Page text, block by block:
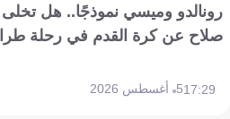
رونالدو وميسي نموذجًا.. هل
صلاح عن كرة القدم في رحلة
17:295 أغسطس 2026